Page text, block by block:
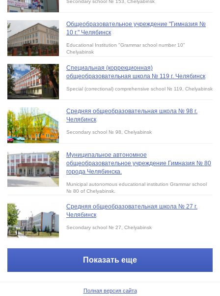
Secondary school № 153, Chelyabinsk
Общеобразовательное учреждение "Гимназия №
10 г." Челябинск
Educational Institution "Grammar school number 10"
Chelyabinsk
Специальная (коррекционная)
общеобразовательная школа № 119 г. Челябинск
Special (correctional) comprehensive school № 119, Chelyabinsk
Средняя общеобразовательная школа № 98 г.
Челябинск
Secondary school № 98, Chelyabinsk
Муниципальное автономное
общеобразовательное учреждение Гимназия № 80
города Челябинска.
Municipal autonomous educational institution Grammar school
№ 80 of Chelyabinsk.
Средняя общеобразовательная школа № 27 г.
Челябинск
Secondary school № 27, Chelyabinsk
Показать еще
Полная версия сайта